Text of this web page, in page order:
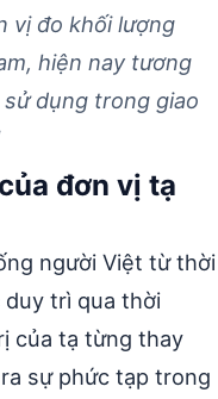
vị đo khối lượng
hiện nay tương
dụng trong giao
đơn vị tạ
người Việt từ thời
trì qua thời
của tạ từng thay
sự phức tạp trong